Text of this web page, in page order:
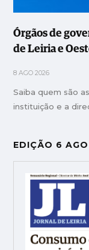
Órgãos de
de Leiria e
8 AGO 2026
Saiba quem são
instituição e a
EDIÇÃO 6